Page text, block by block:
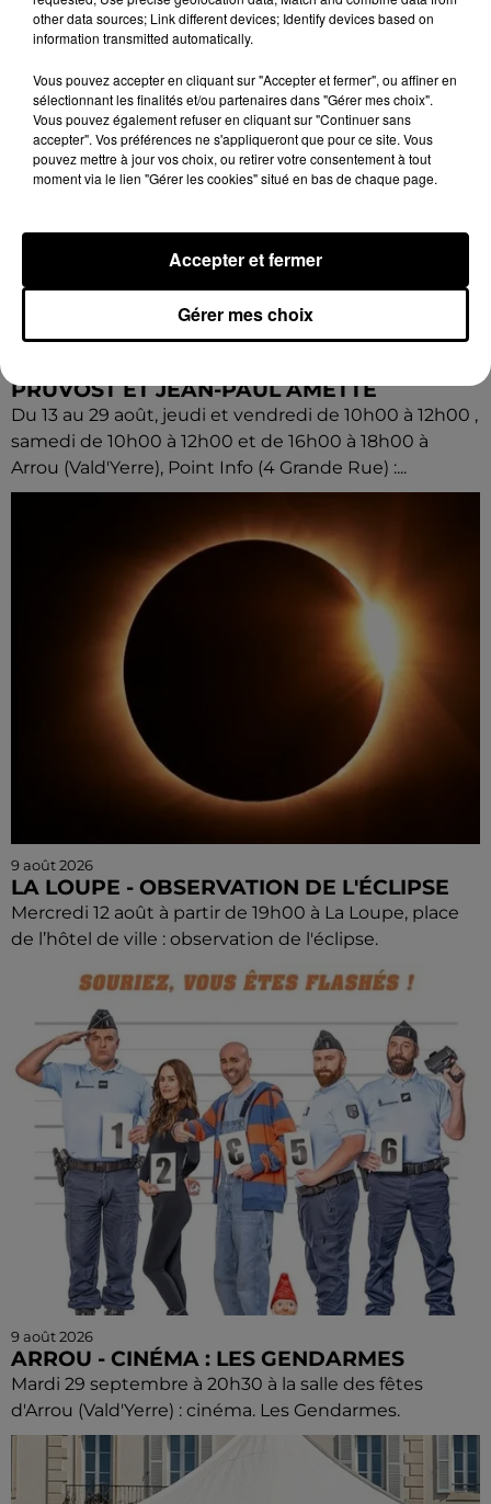
9 août 2026
PRUVOST ET JEAN-PAUL AMETTE
Du 13 au 29 août, jeudi et vendredi de 10h00 à 12h00 ,
samedi de 10h00 à 12h00 et de 16h00 à 18h00 à
Arrou (Vald'Yerre), Point Info (4 Grande Rue) :...
9 août 2026
LA LOUPE - OBSERVATION DE L'ÉCLIPSE
Mercredi 12 août à partir de 19h00 à La Loupe, place
de l’hôtel de ville : observation de l'éclipse.
9 août 2026
ARROU - CINÉMA : LES GENDARMES
Mardi 29 septembre à 20h30 à la salle des fêtes
d'Arrou (Vald'Yerre) : cinéma. Les Gendarmes.
other data sources; Link different devices; Identify devices based on
information transmitted automatically.
Vous pouvez accepter en cliquant sur "Accepter et fermer", ou affiner en
sélectionnant les finalités et/ou partenaires dans "Gérer mes choix".
Vous pouvez également refuser en cliquant sur "Continuer sans
accepter". Vos préférences ne s'appliqueront que pour ce site. Vous
pouvez mettre à jour vos choix, ou retirer votre consentement à tout
moment via le lien "Gérer les cookies" situé en bas de chaque page.
Gérer mes choix
Accepter et fermer